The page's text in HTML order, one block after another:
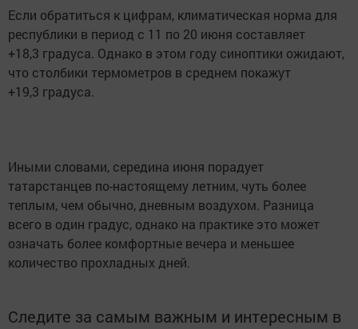
Если обратиться к цифрам, климатическая норма для
республики в период с 11 по 20 июня составляет
+18,3 градуса. Однако в этом году синоптики ожидают,
что столбики термометров в среднем покажут
+19,3 градуса.
Иными словами, середина июня порадует
татарстанцев по-настоящему летним, чуть более
теплым, чем обычно, дневным воздухом. Разница
всего в один градус, однако на практике это может
означать более комфортные вечера и меньшее
количество прохладных дней.
Следите за самым важным и интересным в